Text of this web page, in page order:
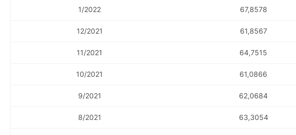
1/2022 67,8578
12/2021 61,8567
11/2021 64,7515
10/2021 61,0866
9/2021 62,0684
8/2021 63,3054